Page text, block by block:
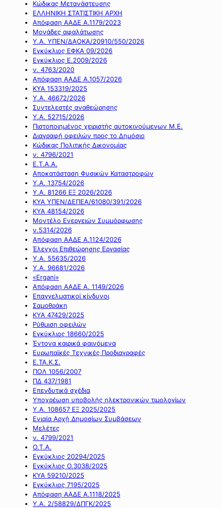
Κώδικας Μετανάστευσης
ΕΛΛΗΝΙΚΗ ΣΤΑΤΙΣΤΙΚΗ ΑΡΧΗ
Απόφαση ΑΑΔΕ Α.1179/2023
Μονάδες αφαλάτωσης
Υ.Α. ΥΠΕΝ/ΔΑΟΚΑ/20910/550/2026
Εγκύκλιος ΕΦΚΑ 09/2026
Εγκύκλιος Ε.2009/2026
ν. 4763/2020
Απόφαση ΑΑΔΕ Α.1057/2026
ΚΥΑ 153319/2025
Υ.Α. 46672/2026
Συντελεστές αναθεώρησης
Υ.Α. 52715/2026
Πιστοποιημένος χειριστής αυτοκινούμενων Μ.Ε.
Διαγραφή οφειλών προς το Δημόσιο
Κώδικας Πολιτικής Δικονομίας
ν. 4796/2021
Ε.Τ.Α.Α.
Αποκατάσταση Φυσικών Καταστροφών
Υ.Α. 13754/2026
Υ.Α. 81266 ΕΞ 2026/2026
ΚΥΑ ΥΠΕΝ/ΔΕΠΕΑ/61080/391/2026
ΚΥΑ 48154/2026
Μοντέλο Ενεργειών Συμμόρφωσης
ν.5314/2026
Απόφαση ΑΑΔΕ Α.1124/2026
Έλεγχοι Επιθεώρησης Εργασίας
Υ.Α. 55635/2026
Υ.Α. 96681/2026
«Ergani»
Απόφαση ΑΑΔΕ Α. 1149/2026
Επαγγελματικοί κίνδυνοι
Σαμοθράκη
ΚΥΑ 47429/2025
Ρύθμιση οφειλών
Εγκύκλιος 18660/2025
Έντονα καιρικά φαινόμενα
Ευρωπαϊκές Τεχνικές Προδιαγραφές
Ε.ΤΑ.Κ.Σ.
ΠΟΛ 1056/2007
ΠΔ 437/1981
Επενδυτικά σχέδια
Υποχρέωση υποβολής ηλεκτρονικών τιμολογίων
Υ.Α. 108657 ΕΞ 2025/2025
Ενιαία Αρχή Δημοσίων Συμβάσεων
Μελέτες
ν. 4799/2021
Ο.Τ.Α.
Εγκύκλιος 20294/2025
Εγκύκλιος Ο.3038/2025
ΚΥΑ 59210/2025
Εγκύκλιος 7195/2025
Απόφαση ΑΑΔΕ Α.1118/2025
Υ.Α. 2/58829/ΔΠΓΚ/2025